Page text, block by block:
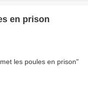
en prison